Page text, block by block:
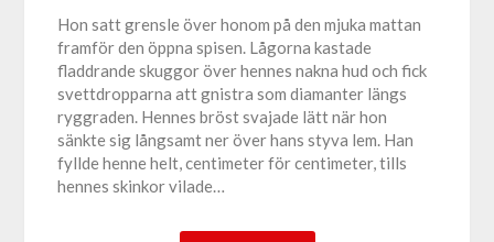
Hon satt grensle över honom på den mjuka mattan
framför den öppna spisen. Lågorna kastade
fladdrande skuggor över hennes nakna hud och fick
svettdropparna att gnistra som diamanter längs
ryggraden. Hennes bröst svajade lätt när hon
sänkte sig långsamt ner över hans styva lem. Han
fyllde henne helt, centimeter för centimeter, tills
hennes skinkor vilade…